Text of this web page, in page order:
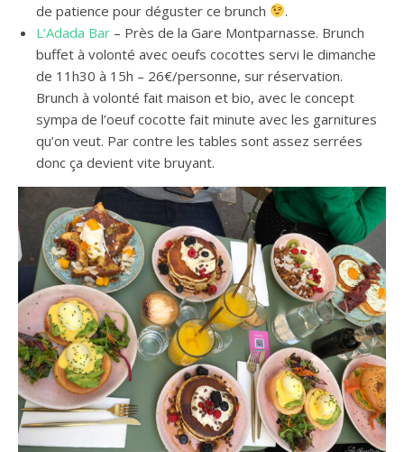
de patience pour déguster ce brunch
.
L’Adada Bar – Près de la Gare Montparnasse. Brunch
buffet à volonté avec oeufs cocottes servi le dimanche
de 11h30 à 15h – 26€/personne, sur réservation.
Brunch à volonté fait maison et bio, avec le concept
sympa de l’oeuf cocotte fait minute avec les garnitures
qu’on veut. Par contre les tables sont assez serrées
donc ça devient vite bruyant.